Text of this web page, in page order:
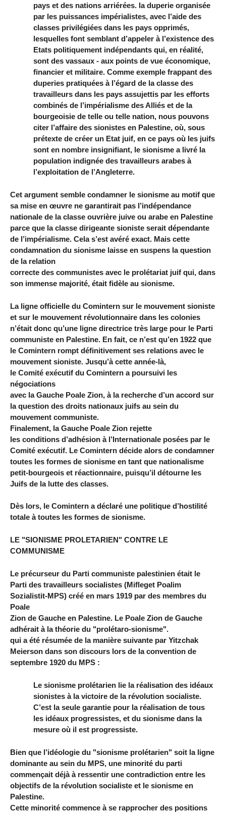
pays et des nations arriérées. la duperie organisée
par les puissances impérialistes, avec l’aide des
classes privilégiées dans les pays opprimés,
lesquelles font semblant d’appeler à l’existence des
Etats politiquement indépendants qui, en réalité,
sont des vassaux - aux points de vue économique,
financier et militaire. Comme exemple frappant des
duperies pratiquées à l’égard de la classe des
travailleurs dans les pays assujettis par les efforts
combinés de l’impérialisme des Alliés et de la
bourgeoisie de telle ou telle nation, nous pouvons
citer l’affaire des sionistes en Palestine, où, sous
prétexte de créer un Etat juif, en ce pays où les juifs
sont en nombre insignifiant, le sionisme a livré la
population indignée des travailleurs arabes à
l’exploitation de l’Angleterre.
Cet argument semble condamner le sionisme au motif que
sa mise en œuvre ne garantirait pas l’indépendance
nationale de la classe ouvrière juive ou arabe en Palestine
parce que la classe dirigeante sioniste serait dépendante
de l’impérialisme. Cela s’est avéré exact. Mais cette
condamnation du sionisme laisse en suspens la question
de la relation
correcte des communistes avec le prolétariat juif qui, dans
son immense majorité, était fidèle au sionisme.
La ligne officielle du Comintern sur le mouvement sioniste
et sur le mouvement révolutionnaire dans les colonies
n’était donc qu’une ligne directrice très large pour le Parti
communiste en Palestine. En fait, ce n’est qu’en 1922 que
le Comintern rompt définitivement ses relations avec le
mouvement sioniste. Jusqu’à cette année-là,
le Comité exécutif du Comintern a poursuivi les
négociations
avec la Gauche Poale Zion, à la recherche d’un accord sur
la question des droits nationaux juifs au sein du
mouvement communiste.
Finalement, la Gauche Poale Zion rejette
les conditions d’adhésion à l’Internationale posées par le
Comité exécutif. Le Comintern décide alors de condamner
toutes les formes de sionisme en tant que nationalisme
petit-bourgeois et réactionnaire, puisqu’il détourne les
Juifs de la lutte des classes.
Dès lors, le Comintern a déclaré une politique d’hostilité
totale à toutes les formes de sionisme.
LE "SIONISME PROLETARIEN" CONTRE LE
COMMUNISME
Le précurseur du Parti communiste palestinien était le
Parti des travailleurs socialistes (Mifleget Poalim
Sozialistit-MPS) créé en mars 1919 par des membres du
Poale
Zion de Gauche en Palestine. Le Poale Zion de Gauche
adhérait à la théorie du "prolétaro-sionisme".
qui a été résumée de la manière suivante par Yitzchak
Meierson dans son discours lors de la convention de
septembre 1920 du MPS :
Le sionisme prolétarien lie la réalisation des idéaux
sionistes à la victoire de la révolution socialiste.
C’est la seule garantie pour la réalisation de tous
les idéaux progressistes, et du sionisme dans la
mesure où il est progressiste.
Bien que l’idéologie du "sionisme prolétarien" soit la ligne
dominante au sein du MPS, une minorité du parti
commençait déjà à ressentir une contradiction entre les
objectifs de la révolution socialiste et le sionisme en
Palestine.
Cette minorité commence à se rapprocher des positions